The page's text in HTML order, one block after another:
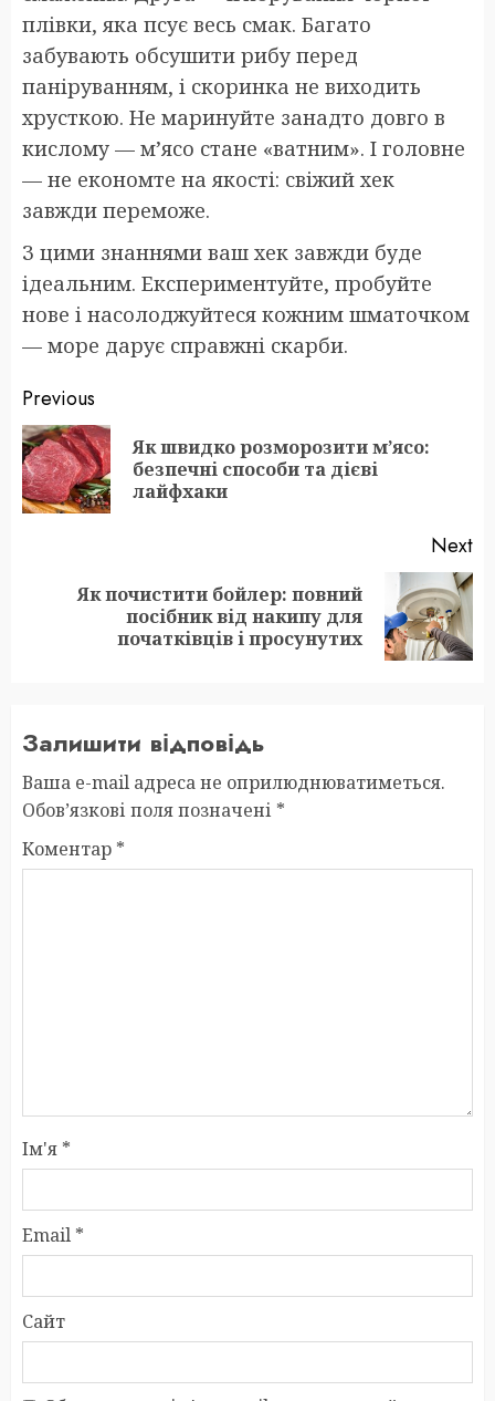
плівки, яка псує весь смак. Багато
забувають обсушити рибу перед
паніруванням, і скоринка не виходить
хрусткою. Не маринуйте занадто довго в
кислому — м’ясо стане «ватним». І головне
— не економте на якості: свіжий хек
завжди переможе.
З цими знаннями ваш хек завжди буде
ідеальним. Експериментуйте, пробуйте
нове і насолоджуйтеся кожним шматочком
— море дарує справжні скарби.
Post
navigation
Previous
Як швидко розморозити м’ясо:
безпечні способи та дієві
лайфхаки
Next
Як почистити бойлер: повний
посібник від накипу для
початківців і просунутих
Залишити відповідь
Ваша e-mail адреса не оприлюднюватиметься.
Обов’язкові поля позначені *
Коментар *
Ім'я *
Email *
Сайт